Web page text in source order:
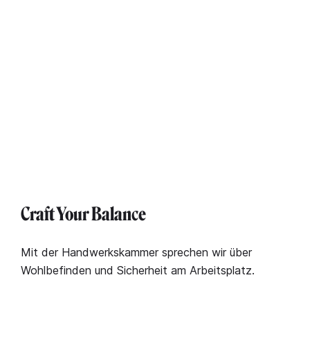
Craft Your Balance
Mit der Handwerkskammer sprechen wir über
Wohlbefinden und Sicherheit am Arbeitsplatz.